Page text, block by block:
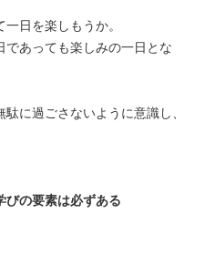
日を楽しもうか。
であっても楽しみの一日とな
に過ごさないように意識し、
びの要素は必ずある